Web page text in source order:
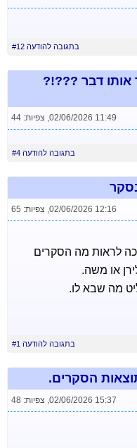
בתגובה להודעה #12
דבר ???!?
02/06/2026 11:49
, צפיות: 44
בתגובה להודעה #4
02/06/2026 12:16
, צפיות: 65
לראות מה הסקרים
או משה.
מה שבא לו.
בתגובה להודעה #1
הסקרים.
02/06/2026 15:37
, צפיות: 48